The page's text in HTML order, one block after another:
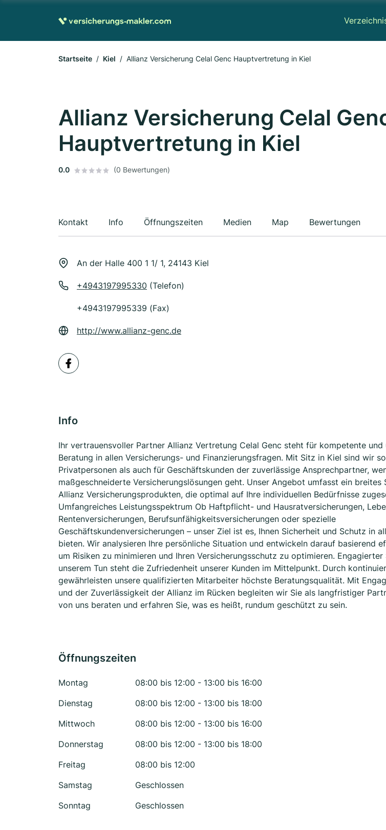
Startseite Kiel Allianz Versicherung Celal Genc Hauptvertretung in Kiel
Allianz Versicherung Celal
Hauptvertretung in Kiel
0.0 (0 Bewertungen)
Kontakt Info Öffnungszeiten Medien Map Bewertungen
An der Halle 400 1 1/ 1, 24143 Kiel
+4943197995330 (Telefon)
+4943197995339 (Fax)
http://www.allianz-genc.de
Info
Ihr vertrauensvoller Partner Allianz Vertretung Celal Genc steht für kompetente und
Beratung in allen Versicherungs- und Finanzierungsfragen. Mit Sitz in Kiel sind wir
Privatpersonen als auch für Geschäftskunden der zuverlässige Ansprechpartner,
maßgeschneiderte Versicherungslösungen geht. Unser Angebot umfasst ein breites
Allianz Versicherungsprodukten, die optimal auf Ihre individuellen Bedürfnisse
Umfangreiches Leistungsspektrum Ob Haftpflicht- und Hausratversicherungen,
Rentenversicherungen, Berufsunfähigkeitsversicherungen oder spezielle
Geschäftskundenversicherungen – unser Ziel ist es, Ihnen Sicherheit und Schutz in
bieten. Wir analysieren Ihre persönliche Situation und entwickeln darauf basierend
um Risiken zu minimieren und Ihren Versicherungsschutz zu optimieren. Engagierter
unserem Tun steht die Zufriedenheit unserer Kunden im Mittelpunkt. Durch
gewährleisten unsere qualifizierten Mitarbeiter höchste Beratungsqualität. Mit
und der Zuverlässigkeit der Allianz im Rücken begleiten wir Sie als langfristiger
von uns beraten und erfahren Sie, was es heißt, rundum geschützt zu sein.
Öffnungszeiten
Montag
08:00 bis 12:00 - 13:00 bis 16:00
Dienstag
08:00 bis 12:00 - 13:00 bis 18:00
Mittwoch
08:00 bis 12:00 - 13:00 bis 16:00
Donnerstag
08:00 bis 12:00 - 13:00 bis 18:00
Freitag
08:00 bis 12:00
Samstag
Geschlossen
Sonntag
Geschlossen